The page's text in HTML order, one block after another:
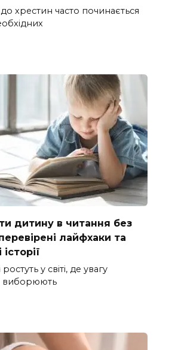
хрестин часто починається
дитину в читання без
лайфхаки та
ростуть у світі, де увагу
виборюють